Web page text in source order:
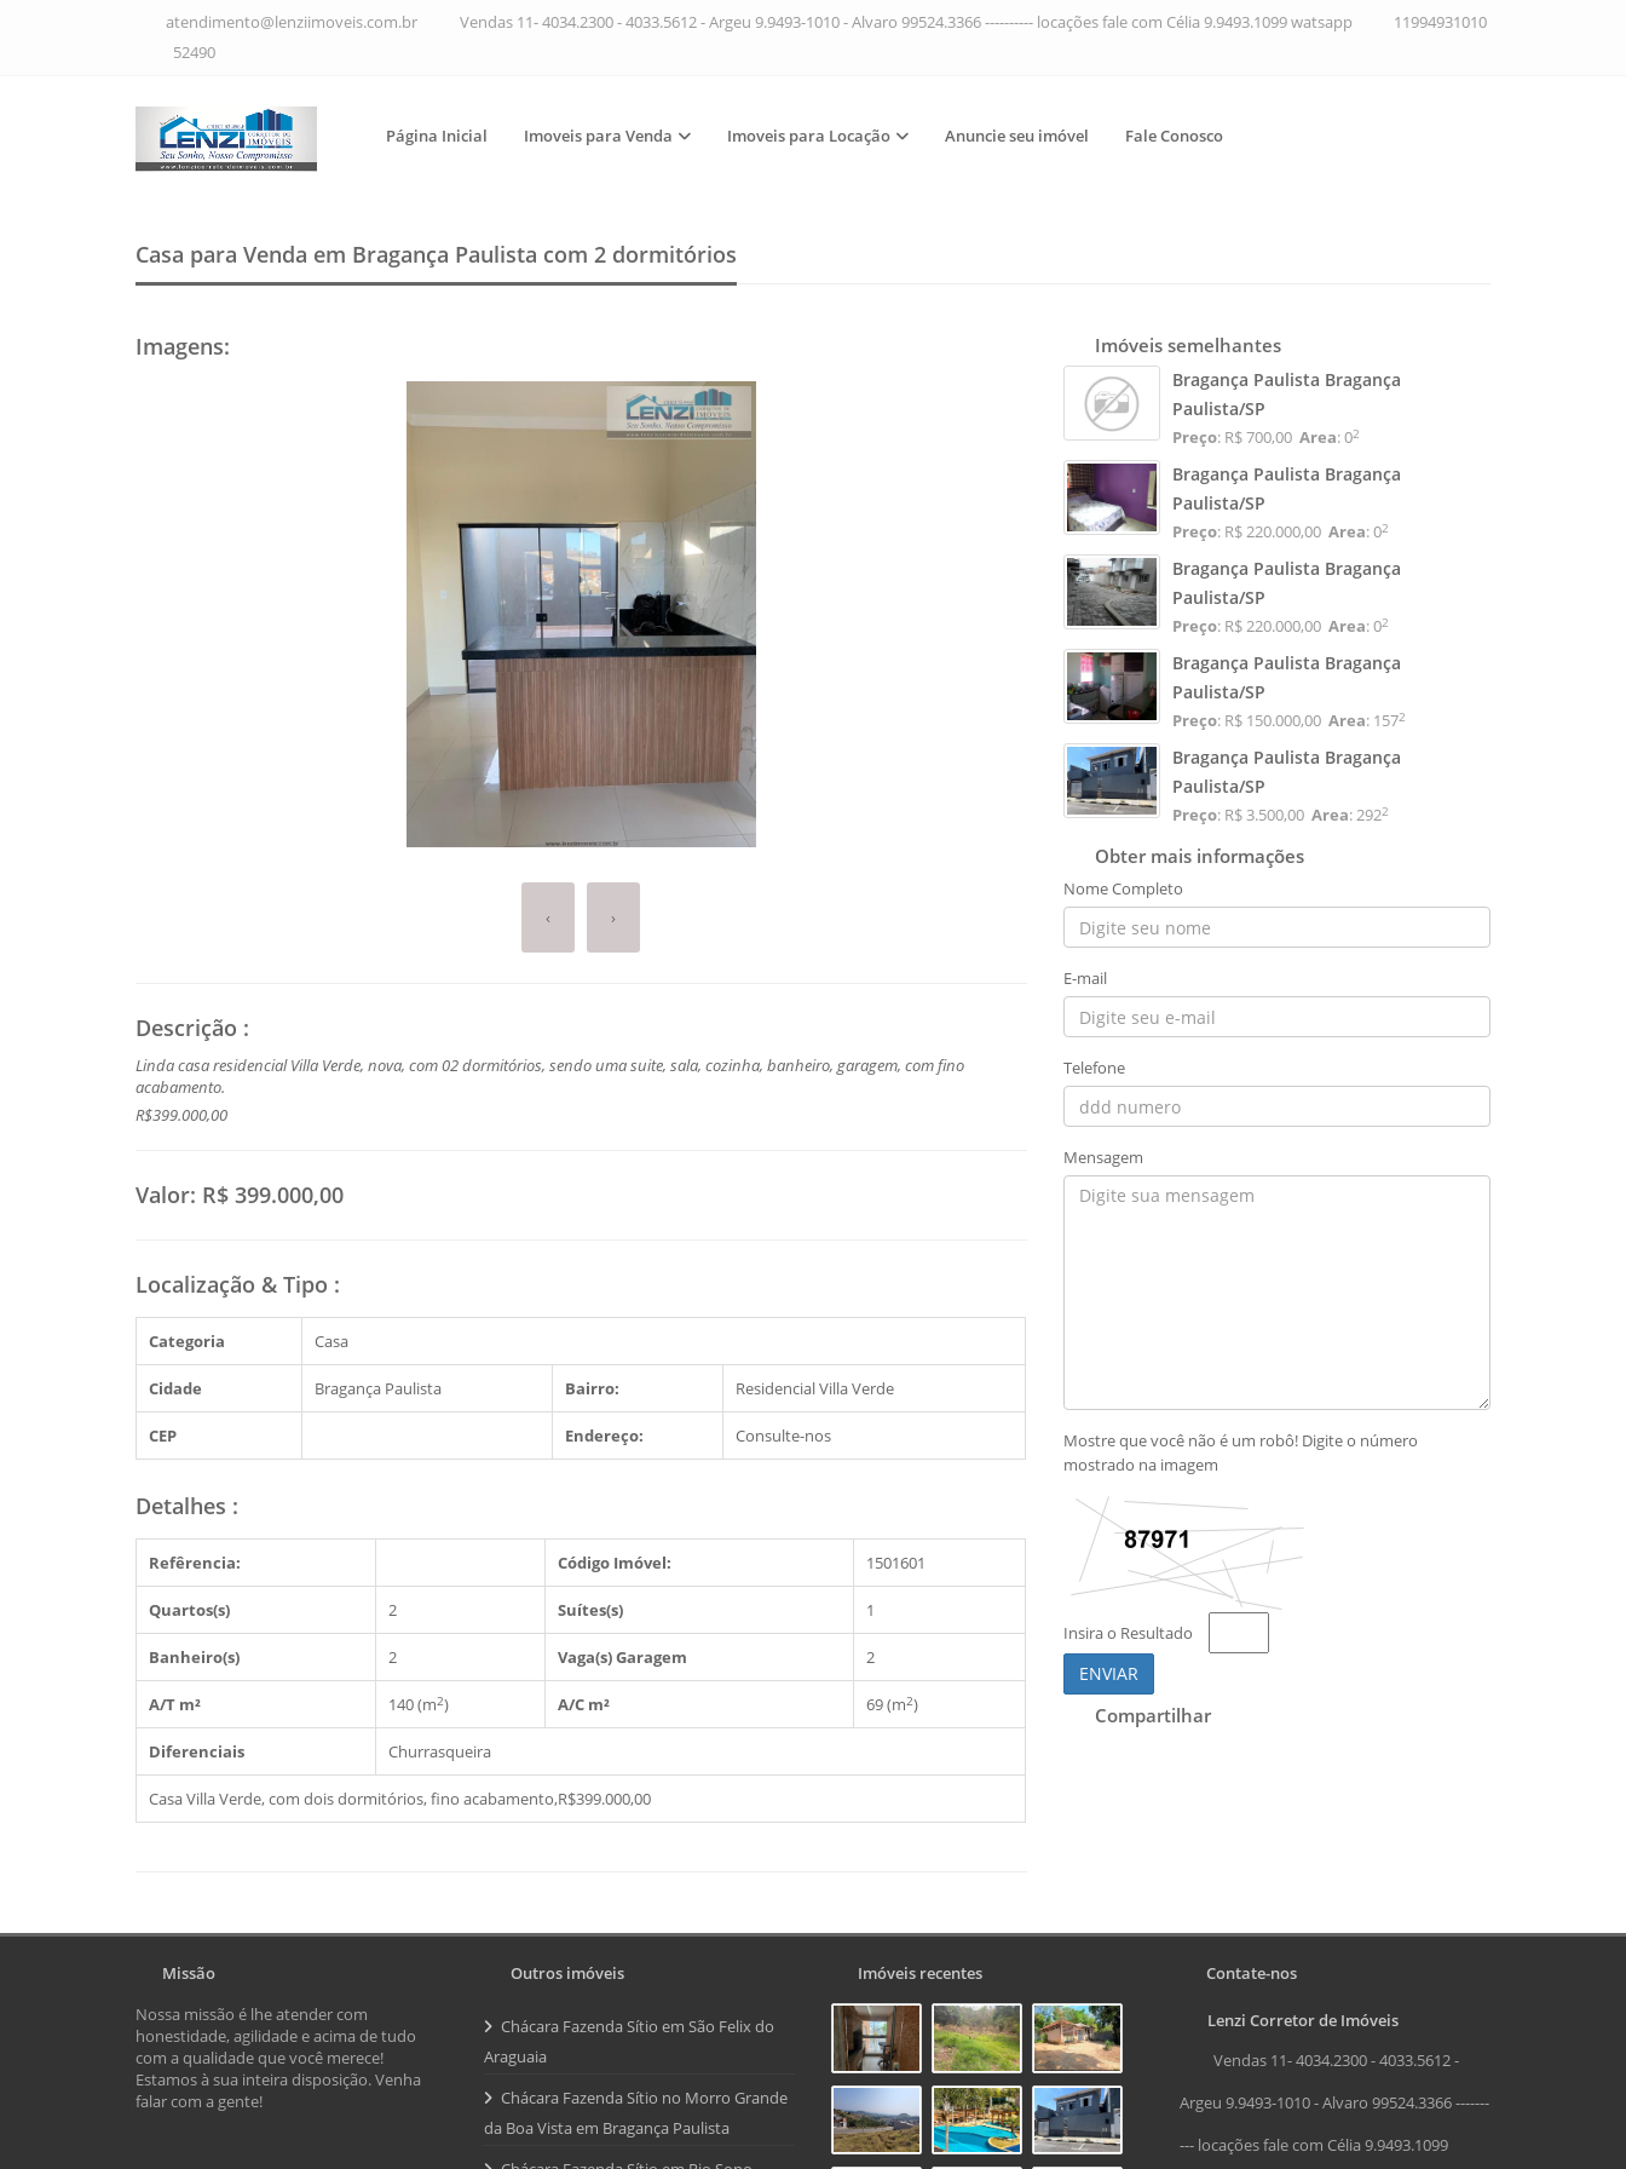
atendimento@lenziimoveis.com.br Vendas 11- 4034.2300 - 4033.5612 - Argeu 9.9493-1010 - Alvaro 99524.3366 ---------- locações fale com Célia 9.9493.1099 watsapp
11994931010
52490
Página Inicial Imoveis para Venda Imoveis para Locação Anuncie seu imóvel Fale Conosco
Casa para Venda em Bragança Paulista com 2 dormitórios
Imagens:
‹ ›
Descrição :
Linda casa residencial Villa Verde, nova, com 02 dormitórios, sendo uma suite, sala, cozinha, banheiro, garagem, com fino
acabamento.
R$399.000,00
Valor: R$ 399.000,00
Localização & Tipo :
Categoria Casa
Cidade Bragança Paulista Bairro: Residencial Villa Verde
CEP Endereço: Consulte-nos
Detalhes :
Refêrencia: Código Imóvel: 1501601
Quartos(s) 2 Suítes(s) 1
Banheiro(s) 2 Vaga(s) Garagem 2
A/T m² 140 (m2) A/C m² 69 (m2)
Diferenciais Churrasqueira
Casa Villa Verde, com dois dormitórios, fino acabamento,R$399.000,00
Imóveis semelhantes
Bragança Paulista Bragança
Paulista/SP
Preço: R$ 700,00 Area: 02
Bragança Paulista Bragança
Paulista/SP
Preço: R$ 220.000,00 Area: 02
Bragança Paulista Bragança
Paulista/SP
Preço: R$ 220.000,00 Area: 02
Bragança Paulista Bragança
Paulista/SP
Preço: R$ 150.000,00 Area: 1572
Bragança Paulista Bragança
Paulista/SP
Preço: R$ 3.500,00 Area: 2922
Obter mais informações
Nome Completo
E-mail
Telefone
Mensagem
Mostre que você não é um robô! Digite o número
mostrado na imagem
Insira o Resultado
ENVIAR
Compartilhar
Missão
Nossa missão é lhe atender com
honestidade, agilidade e acima de tudo
com a qualidade que você merece!
Estamos à sua inteira disposição. Venha
falar com a gente!
Outros imóveis
Chácara Fazenda Sítio em São Felix do
Araguaia
Chácara Fazenda Sítio no Morro Grande
da Boa Vista em Bragança Paulista
Imóveis recentes Contate-nos
Lenzi Corretor de Imóveis
Vendas 11- 4034.2300 - 4033.5612 -
Argeu 9.9493-1010 - Alvaro 99524.3366 -------
--- locações fale com Célia 9.9493.1099